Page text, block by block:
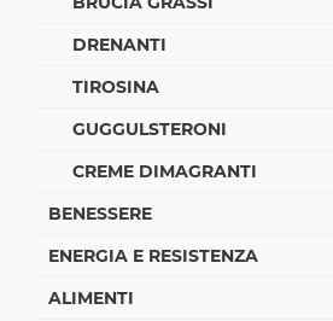
DRENANTI
TIROSINA
GUGGULSTERONI
CREME DIMAGRANTI
BENESSERE
ENERGIA E RESISTENZA
ALIMENTI